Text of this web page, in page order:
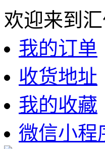
欢迎来到
我的订单
收货地址
我的收藏
微信小程